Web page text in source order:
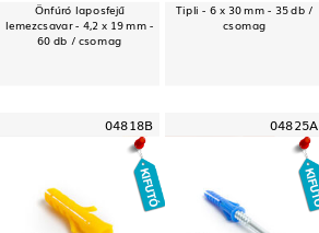
Önfúró laposfejű
lemezcsavar - 4,2 x 19 mm -
60 db / csomag
Tipli - 6 x 30 mm - 35 db /
csomag
04818B 04825A